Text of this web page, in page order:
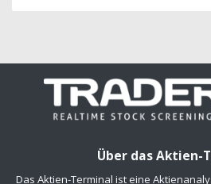
Über das Aktien-
Das Aktien-Terminal ist eine